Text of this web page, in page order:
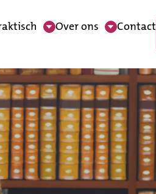
Over ons Contact